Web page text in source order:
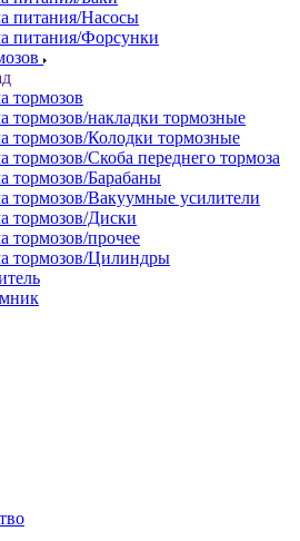
питания/Насосы
питания/Форсунки
тормозов
тормозов/накладки тормозные
тормозов/Колодки тормозные
тормозов/Скоба переднего тормоза
тормозов/Барабаны
тормозов/Вакуумные усилители
тормозов/Диски
тормозов/прочее
тормозов/Цилиндры